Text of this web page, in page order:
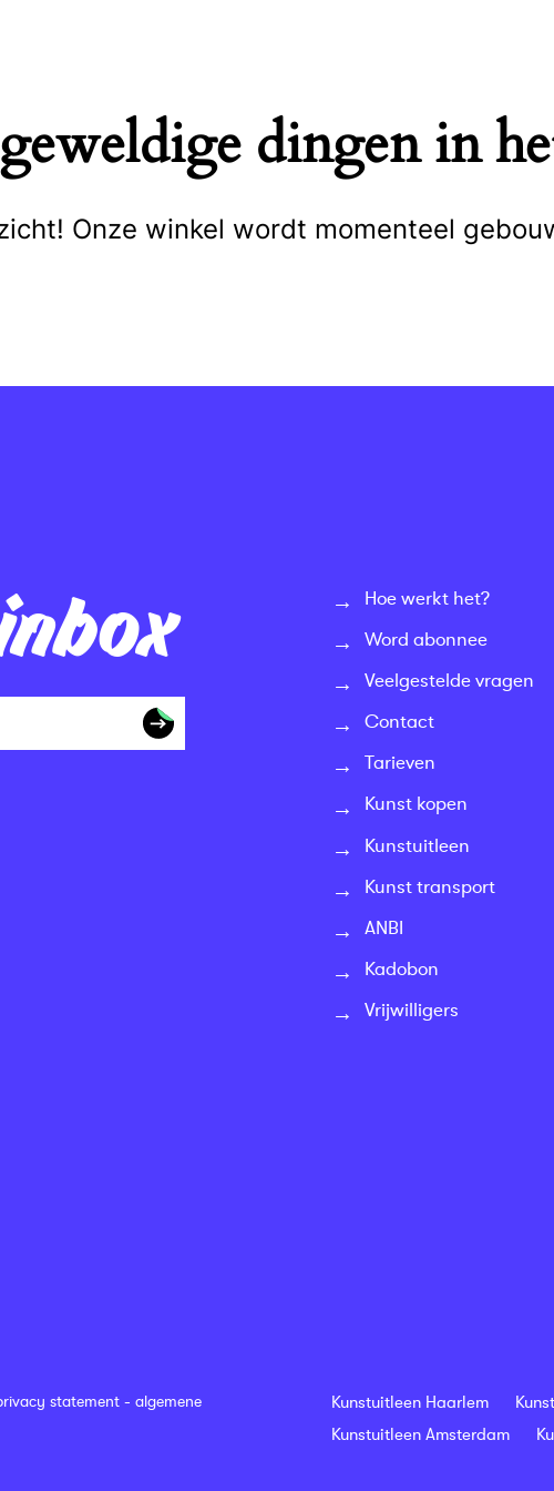
dingen in
Onze winkel wordt momenteel
Hoe werkt het?
Word abonnee
Veelgestelde vragen
Contact
Tarieven
Kunst kopen
Kunstuitleen
Kunst transport
ANBI
Kadobon
Vrijwilligers
statement - algemene
Kunstuitleen Haarlem
Kunstuitleen Amsterdam